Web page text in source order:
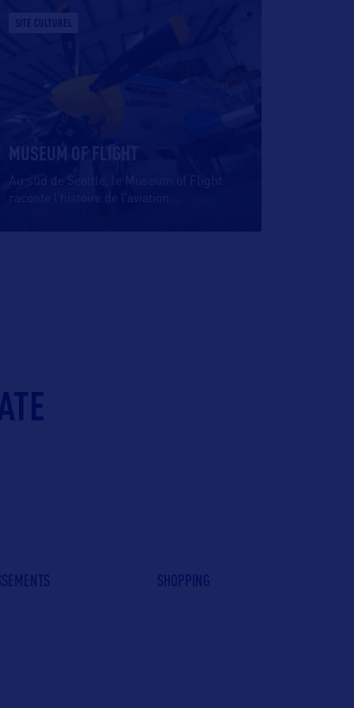
SITE CULTUREL
MUSEUM OF FLIGHT
Au sud de Seattle, le Museum of Flight
raconte l’histoire de l’aviation
SHOPPING